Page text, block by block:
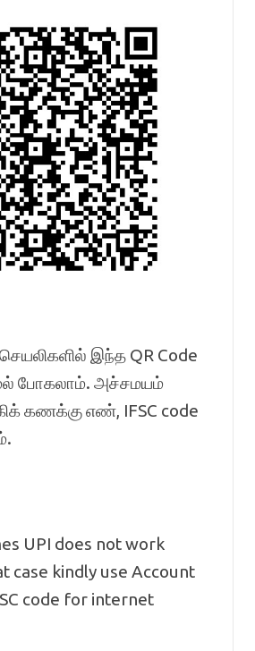
செயலிகளில் இந்த QR Code
போகலாம். அச்சமயம்
கணக்கு எண், IFSC code
UPI does not work
case kindly use Account
code for internet